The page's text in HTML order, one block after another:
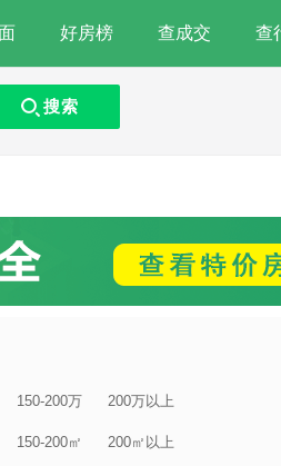
好房榜 查成交 查
搜索
150-200万 200万以上
150-200㎡ 200㎡以上